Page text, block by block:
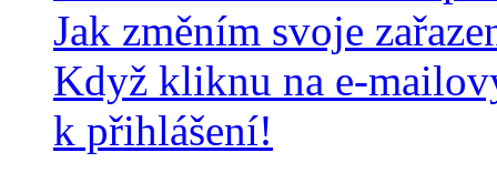
Jak změním svoje
Když kliknu na e-
k přihlášení!